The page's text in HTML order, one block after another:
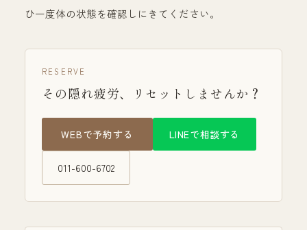
ひ一度体の状態を確認しにきてください。
RESERVE
その隠れ疲労、リセットしませんか？
WEBで予約する LINEで相談する
011-600-6702